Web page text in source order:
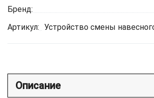
Бренд:
Артикул: Устройство смены
Описание